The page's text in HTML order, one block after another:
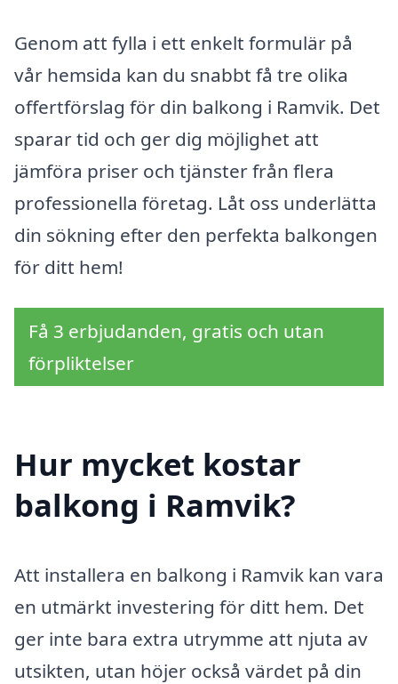
Genom att fylla i ett enkelt formulär på
vår hemsida kan du snabbt få tre olika
offertförslag för din balkong i Ramvik. Det
sparar tid och ger dig möjlighet att
jämföra priser och tjänster från flera
professionella företag. Låt oss underlätta
din sökning efter den perfekta balkongen
för ditt hem!
Få 3 erbjudanden, gratis och utan
förpliktelser
Hur mycket kostar
balkong i Ramvik?
Att installera en balkong i Ramvik kan vara
en utmärkt investering för ditt hem. Det
ger inte bara extra utrymme att njuta av
utsikten, utan höjer också värdet på din